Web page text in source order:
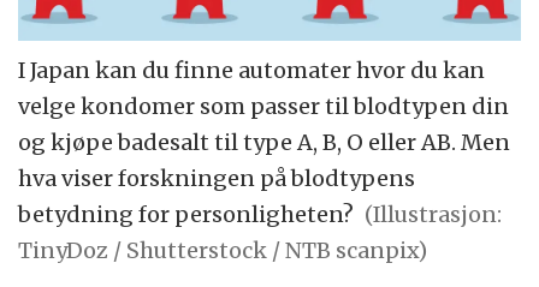
I Japan kan du finne automater hvor du kan
velge kondomer som passer til blodtypen din
og kjøpe badesalt til type A, B, O eller AB. Men
hva viser forskningen på blodtypens
betydning for personligheten? (Illustrasjon:
TinyDoz / Shutterstock / NTB scanpix)